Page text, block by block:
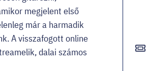
megjelent első
már a harmadik
A visszafogott online
dalai számos